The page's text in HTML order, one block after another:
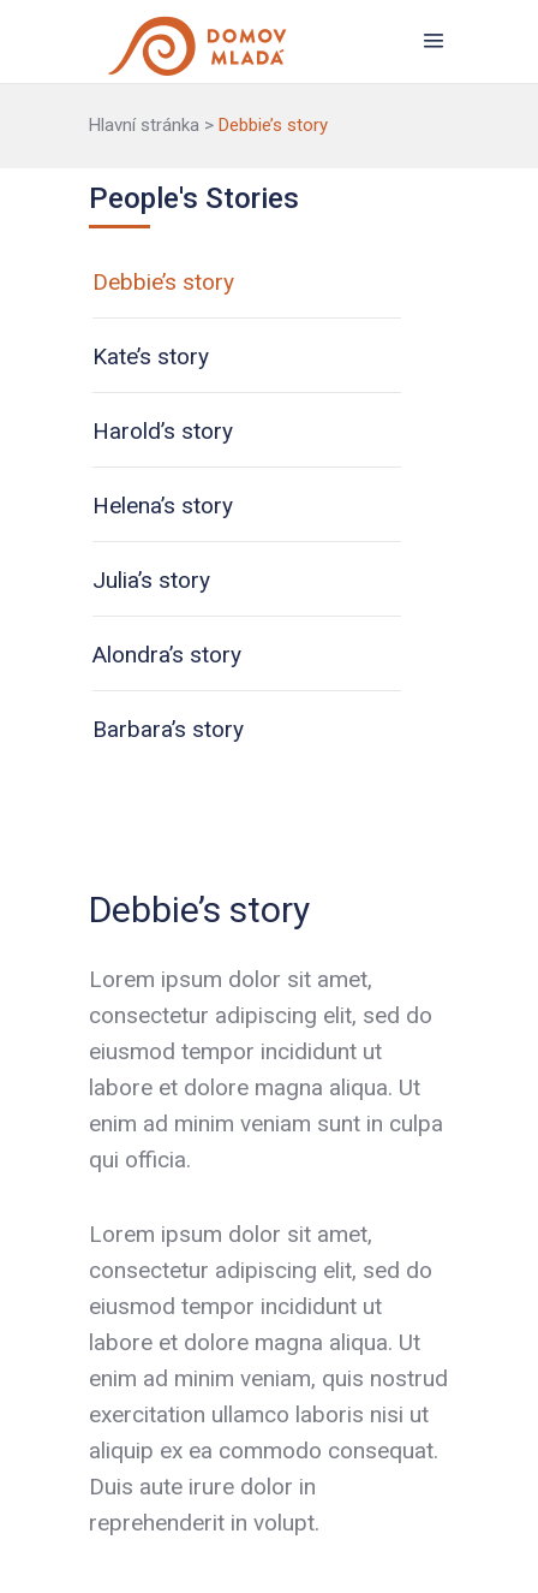
Hlavní stránka > Debbie’s story
People's Stories
Debbie’s story
Kate’s story
Harold’s story
Helena’s story
Julia’s story
Alondra’s story
Barbara’s story
Debbie’s story
Lorem ipsum dolor sit amet,
consectetur adipiscing elit, sed do
eiusmod tempor incididunt ut
labore et dolore magna aliqua. Ut
enim ad minim veniam sunt in culpa
qui officia.
Lorem ipsum dolor sit amet,
consectetur adipiscing elit, sed do
eiusmod tempor incididunt ut
labore et dolore magna aliqua. Ut
enim ad minim veniam, quis nostrud
exercitation ullamco laboris nisi ut
aliquip ex ea commodo consequat.
Duis aute irure dolor in
reprehenderit in volupt.